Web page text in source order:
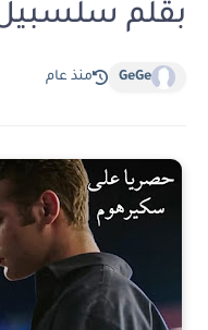
بقلم
GeGe منذ عام